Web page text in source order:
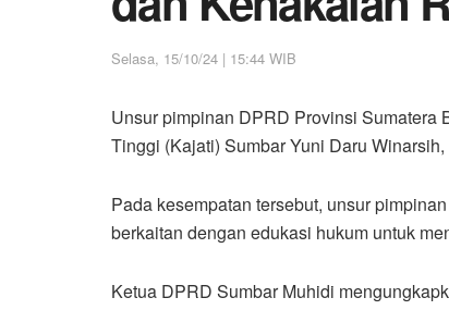
Selasa, 15/10/24 | 15:44 WIB
Unsur pimpinan DPRD Provinsi Sumatera
Tinggi (Kajati) Sumbar Yuni Daru
Pada kesempatan tersebut, unsur
berkaitan dengan edukasi hukum untuk
Ketua DPRD Sumbar Muhidi